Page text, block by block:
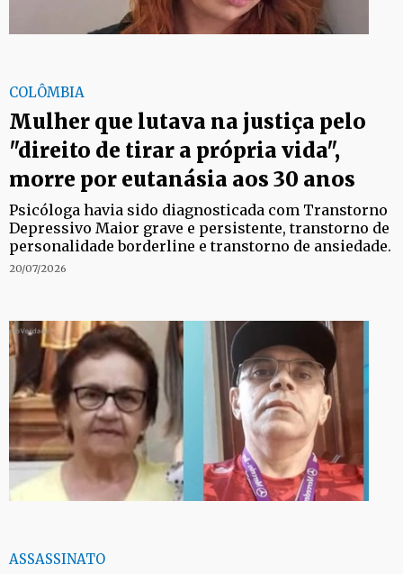
COLÔMBIA
Mulher que lutava na justiça pelo
"direito de tirar a própria vida",
morre por eutanásia aos 30 anos
Psicóloga havia sido diagnosticada com Transtorno
Depressivo Maior grave e persistente, transtorno de
personalidade borderline e transtorno de ansiedade.
20/07/2026
ASSASSINATO